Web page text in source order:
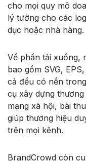
cho mọi quy mô
lý tưởng cho các
dục hoặc nhà hàng.
Về phần tải xuống,
bao gồm SVG,
cả đều có nền
cụ xây dựng
mạng xã hội, bài
giúp thương hiệu
trên mọi kênh.
BrandCrowd còn